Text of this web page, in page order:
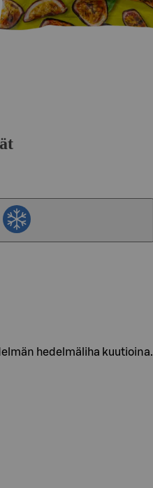
hedelmäliha kuutioina.